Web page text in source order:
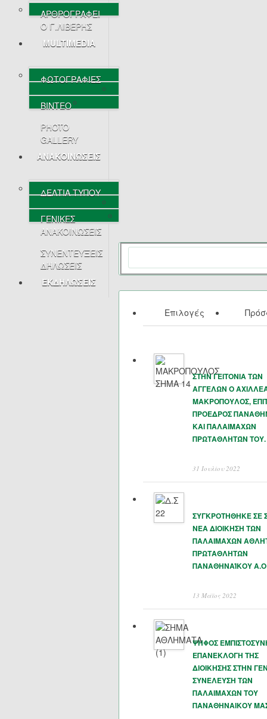
ΑΡΘΡΟΓΡΑΦΕΙ
Ο Γ.ΛΙΒΕΡΗΣ
MULTIMEDIA
ΦΩΤΟΓΡΑΦΙΕΣ
ΒΙΝΤΕΟ
PHOTO
GALLERY
ΑΝΑΚΟΙΝΩΣΕΙΣ
ΔΕΛΤΙΑ ΤΥΠΟΥ
ΓΕΝΙΚΕΣ
ΑΝΑΚΟΙΝΩΣΕΙΣ
ΣΥΝΕΝΤΕΥΞΕΙΣ
ΔΗΛΩΣΕΙΣ
ΕΚΔΗΛΩΣΕΙΣ
Επιλογές
ΣΤΗΝ ΓΕΙΤΟΝΙΑ ΤΩΝ
ΑΓΓΕΛΩΝ Ο
ΜΑΚΡΟΠΟΥΛΟΣ,
ΠΡΟΕΔΡΟΣ
ΚΑΙ ΠΑΛΑΙΜΑΧΩΝ
ΠΡΩΤΑΘΛΗΤΏΝ ΤΟΥ.
31 Ιουλίου 2022
ΣΥΓΚΡΟΤΗΘΗΚΕ ΣΕ
ΝΕΑ ΔΙΟΙΚΗΣΗ ΤΩΝ
ΠΑΛΑΙΜΑΧΩΝ
ΠΡΩΤΑΘΛΗΤΩΝ
ΠΑΝΑΘΗΝΑΊΚΟΥ Α.Ο
13 Μάϊος 2022
ΨΗΦΟΣ
ΕΠΑΝΕΚΛΟΓΗ ΤΗΣ
ΔΙΟΙΚΗΣΗΣ ΣΤΗΝ
ΣΥΝΕΛΕΥΣΗ ΤΩΝ
ΠΑΛΑΙΜΑΧΩΝ ΤΟΥ
ΠΑΝΑΘΗΝΑΙΚΟΥ